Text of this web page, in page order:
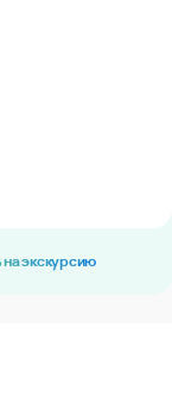
на экскурсию